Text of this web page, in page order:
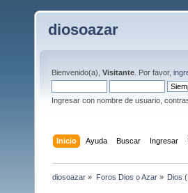
diosoazar
Bienvenido(a), Visitante . Por favor,
Ingresar con nombre de usuario,
Inicio Ayuda Buscar Ingresar
diosoazar » Foros Dios o Azar» Dios